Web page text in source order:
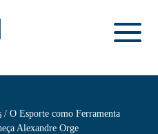
O Esporte como Ferramenta
Alexandre Orge